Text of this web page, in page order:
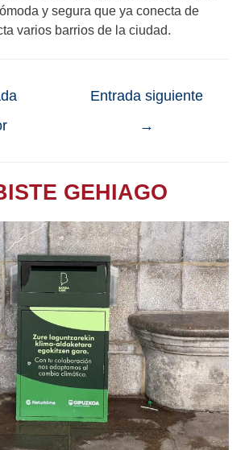
y segura que ya conecta de
varios barrios de la ciudad.
Entrada siguiente
→
GEHIAGO